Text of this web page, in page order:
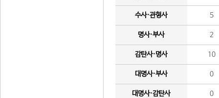
수사·관형사 5
명사·부사 2
감탄사·명사 10
대명사·부사 0
대명사·감탄사 0